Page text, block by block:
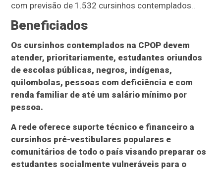
com previsão de 1.532 cursinhos contemplados..
Beneficiados
Os cursinhos contemplados na CPOP devem
atender, prioritariamente, estudantes oriundos
de escolas públicas, negros, indígenas,
quilombolas, pessoas com deficiência e com
renda familiar de até um salário mínimo por
pessoa.
A rede oferece suporte técnico e financeiro a
cursinhos pré-vestibulares populares e
comunitários de todo o país visando preparar os
estudantes socialmente vulneráveis para o